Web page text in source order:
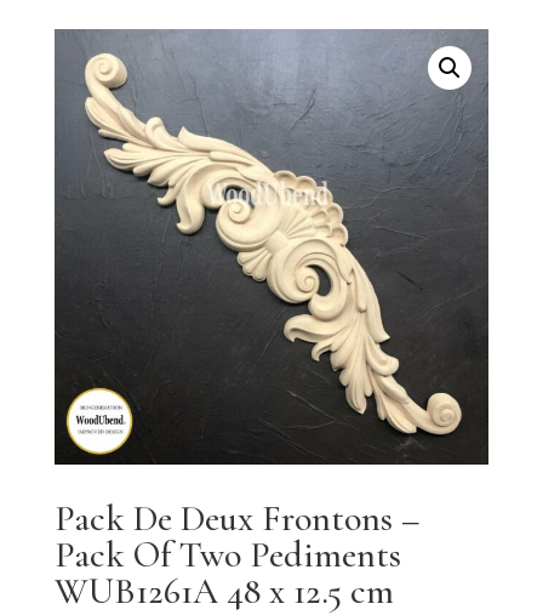
Pack De Deux Frontons –
Pack Of Two Pediments
WUB1261A 48 x 12.5 cm